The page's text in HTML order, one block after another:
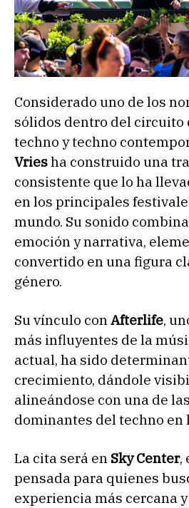
Considerado uno de los
sólidos dentro del circuito
techno y techno
Vriesha construido una
consistente que lo ha
en los principales
mundo. Su sonido
emoción y narrativa,
convertido en una figura
género.
Su vínculo conAfterlife,
más influyentes de la
actual, ha sido
crecimiento, dándole
alineándose con una de
dominantes del techno en
La cita será en Sky Center,
pensada para quienes
experiencia más cercana